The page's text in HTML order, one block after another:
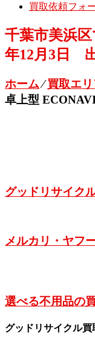
買取依頼フォ
千葉市美浜
年12月3日
ホーム⁄買取エ
卓上型
グッドリサイク
メルカリ・ヤフ
選べる不用品の
グッドリサイクル買